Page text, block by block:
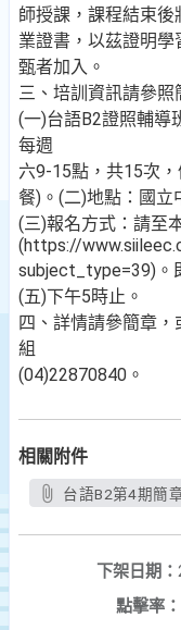
師授課，課程結束
業證書，以茲證明
甄者加入。
三、培訓資訊請參照
(一)台語B2證照輔
每週
六9-15點，共15次
餐)。(二)地點：國立
(三)報名方式：請至
(https://
subject_type=39)。
(五)下午5時止。
四、詳情請參簡章
組
(04)22870840。
相關附件
台語B2第4期簡
下架日期：
點擊率：